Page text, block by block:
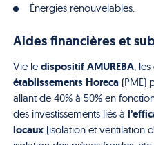
Énergies renouvelables.
Aides financières et
Vie le dispositif AMUREBA, les
établissements Horeca(PME)
allant de 40% à 50% en
des investissements liés à
locaux(isolation et ventilation